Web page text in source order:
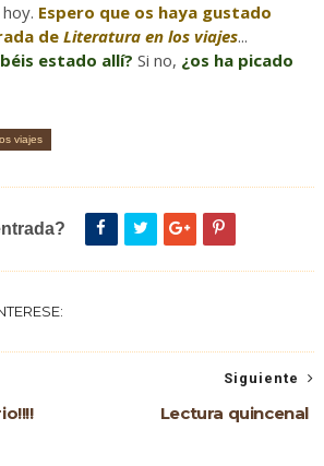
Espero que os haya gustado
de Literatura en los viajes...
estado allí? Si no, ¿os ha picado
viajes
Siguiente
Lectura quincenal